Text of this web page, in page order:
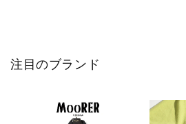
注目のブランド